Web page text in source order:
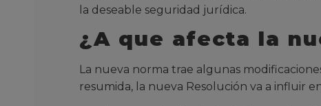
la deseable seguridad jurídica.
¿A que afecta la
La nueva norma trae algunas
resumida, la nueva Resolución va a influir